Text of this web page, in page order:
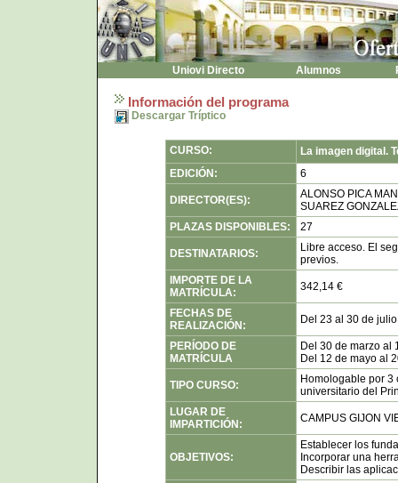
Uniovi Directo Alumnos
Información del programa
Descargar Tríptico
CURSO:
La imagen digital.
EDICIÓN:
6
DIRECTOR(ES):
ALONSO PICA
SUAREZ
PLAZAS DISPONIBLES:
27
DESTINATARIOS:
Libre acceso. El
previos.
IMPORTE DE LA
MATRÍCULA:
342,14 €
FECHAS DE
REALIZACIÓN:
Del 23 al 30 de
PERÍODO DE
MATRÍCULA
Del 30 de marzo al
Del 12 de mayo al
TIPO CURSO:
Homologable por 3
universitario del
LUGAR DE
IMPARTICIÓN:
CAMPUS GIJON
OBJETIVOS:
Establecer los
Incorporar una
Describir las